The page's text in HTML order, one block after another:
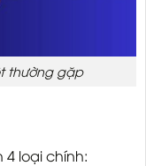
thường gặp
4 loại chính: